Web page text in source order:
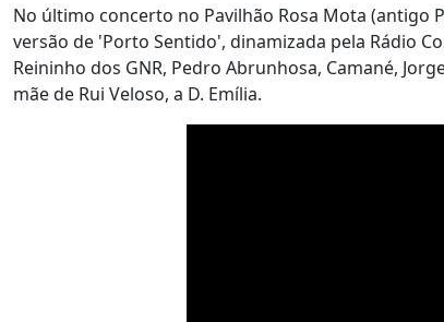
No último concerto no Pavilhão Rosa Mota (antigo
versão de 'Porto Sentido', dinamizada pela Rádio
Reininho dos GNR, Pedro Abrunhosa, Camané,
mãe de Rui Veloso, a D. Emília.